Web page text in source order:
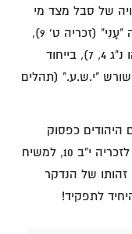
של סבל מצד מי
שנושע. הוסיפו לכך את העובדה שהמילה "עָנִי" (זכריה ט' 9),
יכולה להתפרש גם כ"מעונה" (ראו ישעיהו נ"ג 4, 7), בייחוד
"י.ש.ע." (תהלים
היהודים כפסוק
המדבר על משיח בן דוד, סולל את הדרך לזכריה י"ב 10, למשיח
של הנדקר